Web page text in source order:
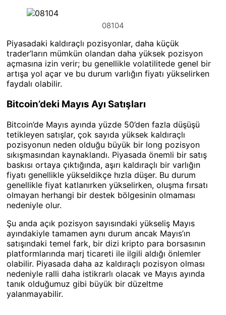
08104
Piyasadaki kaldıraçlı pozisyonlar, daha küçük
trader’ların mümkün olandan daha yüksek pozisyon
açmasına izin verir; bu genellikle volatilitede genel bir
artışa yol açar ve bu durum varlığın fiyatı yükselirken
faydalı olabilir.
Bitcoin’deki Mayıs Ayı Satışları
Bitcoin’de Mayıs ayında yüzde 50’den fazla düşüşü
tetikleyen satışlar, çok sayıda yüksek kaldıraçlı
pozisyonun neden olduğu büyük bir long pozisyon
sıkışmasından kaynaklandı. Piyasada önemli bir satış
baskısı ortaya çıktığında, aşırı kaldıraçlı bir varlığın
fiyatı genellikle yükseldikçe hızla düşer. Bu durum
genellikle fiyat katlanırken yükselirken, oluşma fırsatı
olmayan herhangi bir destek bölgesinin olmaması
nedeniyle olur.
Şu anda açık pozisyon sayısındaki yükseliş Mayıs
ayındakiyle tamamen aynı durum ancak Mayıs’ın
satışındaki temel fark, bir dizi kripto para borsasının
platformlarında marj ticareti ile ilgili aldığı önlemler
olabilir. Piyasada daha az kaldıraçlı pozisyon olması
nedeniyle ralli daha istikrarlı olacak ve Mayıs ayında
tanık olduğumuz gibi büyük bir düzeltme
yalanmayabilir.